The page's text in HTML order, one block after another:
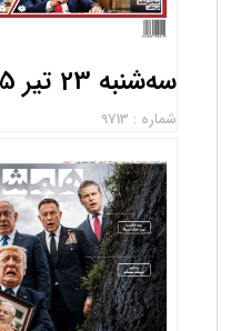
سه‌شنبه 23 تیر 1405
شماره : 9713